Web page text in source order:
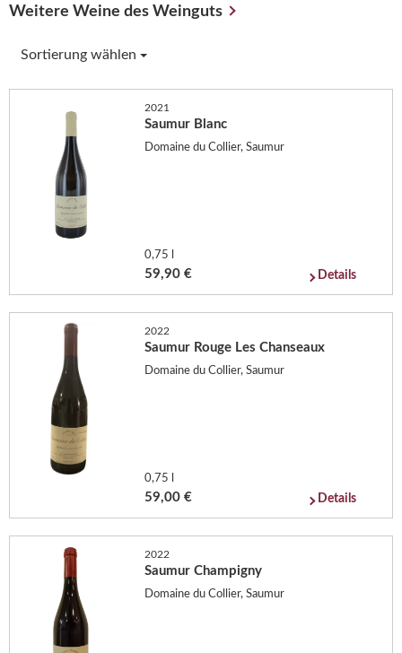
Weitere Weine des Weinguts
Sortierung wählen
2021
Saumur Blanc
Domaine du Collier, Saumur
0,75 l
59,90 € Details
2022
Saumur Rouge Les Chanseaux
Domaine du Collier, Saumur
0,75 l
59,00 € Details
2022
Saumur Champigny
Domaine du Collier, Saumur